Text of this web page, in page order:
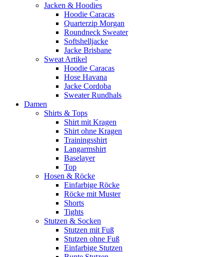
Jacken & Hoodies
Hoodie Caracas
Quarterzip Morgan
Roundneck Sweater
Softshelljacke
Jacke Brisbane
Sweat Artikel
Hoodie Caracas
Hose Havana
Jacke Cordoba
Sweater Rundhals
Damen
Shirts & Tops
Shirt mit Kragen
Shirt ohne Kragen
Trainingsshirt
Langarmshirt
Baselayer
Top
Hosen & Röcke
Einfarbige Röcke
Röcke mit Muster
Shorts
Tights
Stutzen & Socken
Stutzen mit Fuß
Stutzen ohne Fuß
Einfarbige Stutzen